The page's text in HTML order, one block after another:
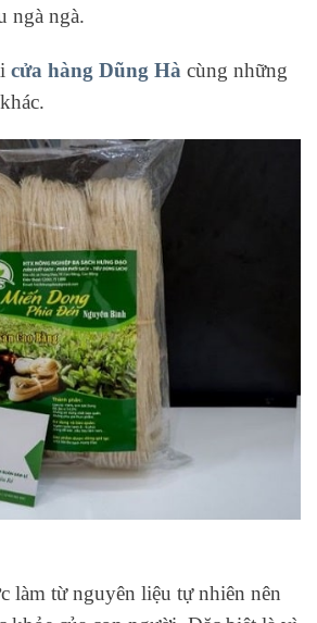
ngà ngà.
cửa hàng Dũng Hà cùng những
khác.
làm từ nguyên liệu tự nhiên nên